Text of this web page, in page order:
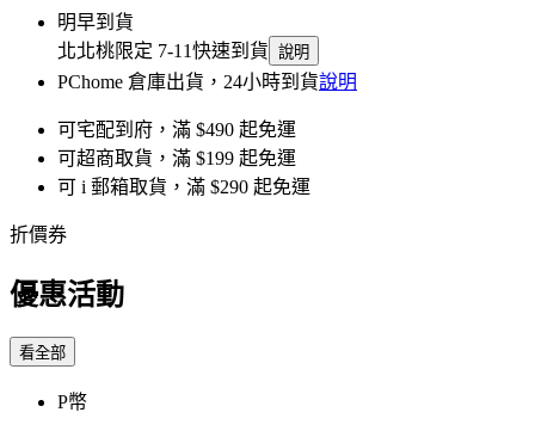
明早到貨
北北桃限定 7-11快速到貨 說明
PChome 倉庫出貨，24小時到貨說明
可宅配到府，滿 $490 起免運
可超商取貨，滿 $199 起免運
可 i 郵箱取貨，滿 $290 起免運
折價券
優惠活動
看全部
P幣